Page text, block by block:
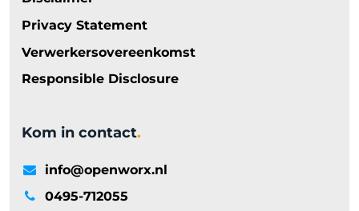
Privacy Statement
Verwerkersovereenkomst
Responsible Disclosure
Kom in contact.
info@openworx.nl
0495-712055